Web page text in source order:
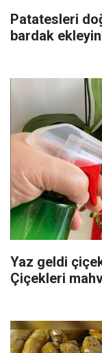
Patatesleri
bardak
Yaz geldi
Çiçekleri